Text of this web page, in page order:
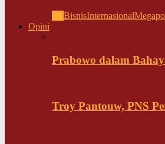
BisnisInternasional
Opini
Prabowo dalam
Troy Pantouw, PNS